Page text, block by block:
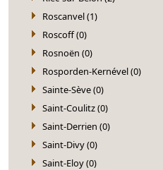
Roscanvel (1)
Roscoff (0)
Rosnoën (0)
Rosporden-Kernével (0)
Sainte-Sève (0)
Saint-Coulitz (0)
Saint-Derrien (0)
Saint-Divy (0)
Saint-Eloy (0)